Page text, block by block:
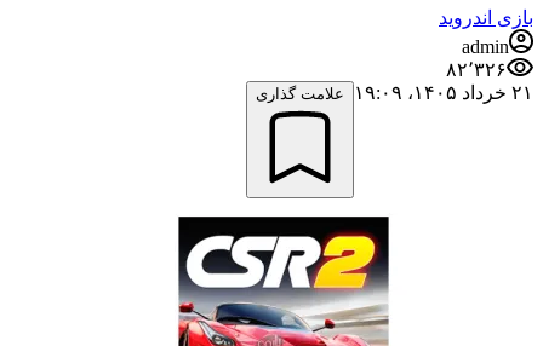
بازی اندروید
admin
۸۲٬۳۲۶
۲۱ خرداد ۱۴۰۵،‏ ۱۹:۰۹
علامت گذاری